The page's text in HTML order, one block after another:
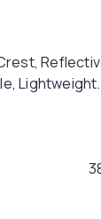
Lightweight.